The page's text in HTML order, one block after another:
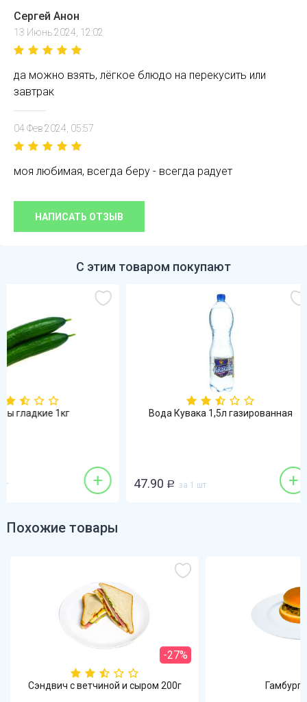
Сергей Анон
13 Июнь 2024, 12:02
да можно взять, лёгкое блюдо на перекусить или
завтрак
04 Фев 2024, 05:57
моя любимая, всегда беру - всегда радует
НАПИСАТЬ ОТЗЫВ
С этим товаром покупают
Вода Кувака 1,5л газированная
за 1 шт +
Рыбная
за 1 шт
Похожие товары
-27%
Сэндвич с ветчиной и сыром 200г